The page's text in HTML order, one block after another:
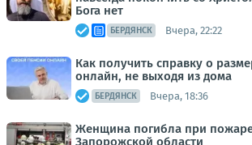
Бога нет
БЕРДЯНСК Вчера, 22:22
Как получить справку о
онлайн, не выходя из дома
БЕРДЯНСК Вчера, 18:36
Женщина погибла при
Запорожской области